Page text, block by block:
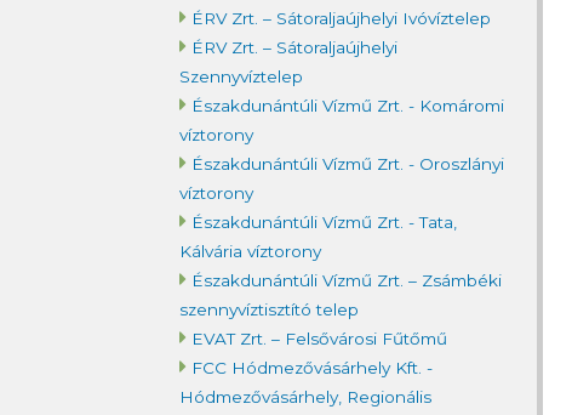
ÉRV Zrt. – Sátoraljaújhelyi Ivóvíztelep
ÉRV Zrt. – Sátoraljaújhelyi
Szennyvíztelep
Északdunántúli Vízmű Zrt. - Komáromi
víztorony
Északdunántúli Vízmű Zrt. - Oroszlányi
víztorony
Északdunántúli Vízmű Zrt. - Tata,
Kálvária víztorony
Északdunántúli Vízmű Zrt. – Zsámbéki
szennyvíztisztító telep
EVAT Zrt. – Felsővárosi Fűtőmű
FCC Hódmezővásárhely Kft. -
Hódmezővásárhely, Regionális